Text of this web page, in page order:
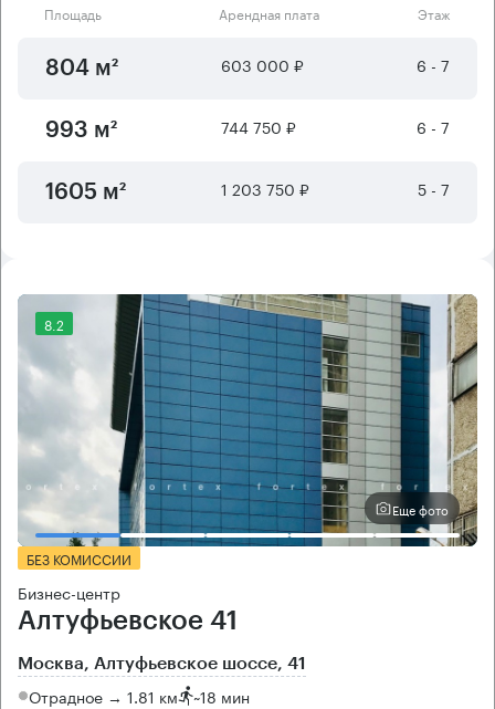
Площадь Арендная плата Этаж
804 м² 603 000 ₽ 6 - 7
993 м² 744 750 ₽ 6 - 7
1605 м² 1 203 750 ₽ 5 - 7
8.2
Еще фото
БЕЗ КОМИССИИ
Бизнес-центр
Алтуфьевское 41
Москва, Алтуфьевское шоссе, 41
Отрадное → 1.81 км ~18 мин